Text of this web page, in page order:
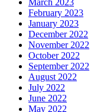
March 2023
February 2023
January 2023
December 2022
November 2022
October 2022
September 2022
August 2022
July 2022
June 2022
May 2022